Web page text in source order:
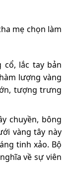
mẹ chọn làm
cổ, lắc tay bản
lượng vàng
tượng trưng
chuyền, bông
vàng tây này
tinh xảo. Bộ
về sự viên